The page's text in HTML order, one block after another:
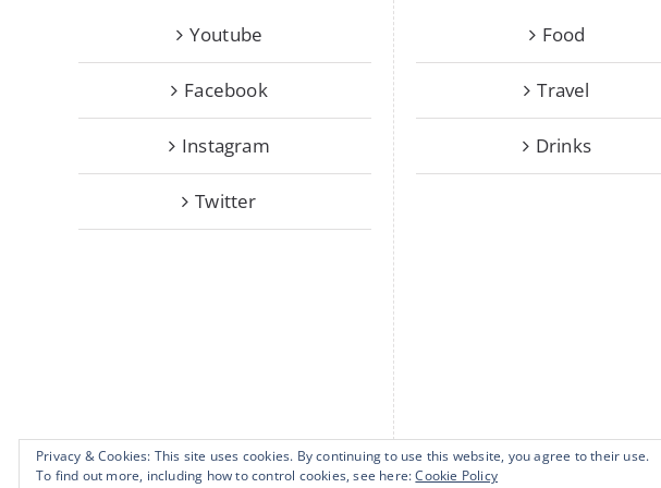
Youtube
Facebook
Instagram
Twitter
Food
Travel
Drinks
Privacy & Cookies: This site uses cookies. By continuing to use this website, you agree to their use.
To find out more, including how to control cookies, see here:Cookie Policy